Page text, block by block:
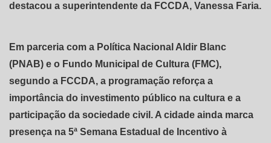
destacou a superintendente da FCCDA, Vanessa Faria.
Em parceria com a Política Nacional Aldir Blanc
(PNAB) e o Fundo Municipal de Cultura (FMC),
segundo a FCCDA, a programação reforça a
importância do investimento público na cultura e a
participação da sociedade civil. A cidade ainda marca
presença na 5ª Semana Estadual de Incentivo à